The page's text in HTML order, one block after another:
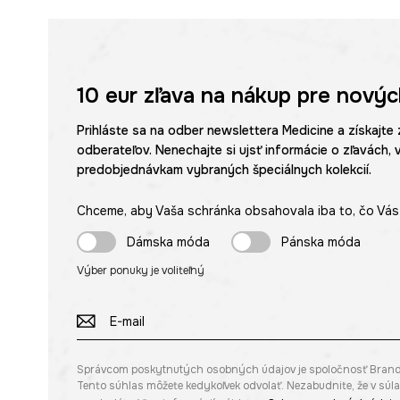
10 eurzľava na nákup pre
Prihláste sa na odber newslettera Medicine a
odberateľov. Nenechajte si ujsť informácie o
predobjednávkam vybraných špeciálnych kolekcií.
Chceme, aby Vaša schránka obsahovala iba to, čo
Dámska móda
Pánska móda
Výber ponuky je voliteľný
Správcom poskytnutých osobných údajov je spoločnosť
Tento súhlas môžete kedykoľvek odvolať. Nezabudnite, že v